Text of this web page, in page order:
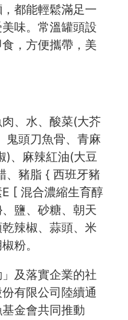
都能輕鬆滿足一
味。常溫罐頭設
，方便攜帶，美
、水、酸菜(大芥
鬼頭刀魚骨、青麻
)、麻辣紅油(大豆
、豬脂 { 西班牙豬
[ 混合濃縮生育醇
鹽、砂糖、朝天
辣椒、蒜頭、米
粉。
及落實企業的社
有限公司陸續通
金會共同推動